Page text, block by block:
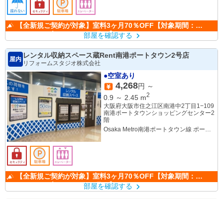
2026.07.21（火）～08.31（月）】
部屋を確認する
屋内
レンタル収納スペース蔵Rent南港ポートタウン2号店
リフォームスタジオ株式会社
●空室あり
4,268円 ～
0.9 ～ 2.45 m2
大阪府大阪市住之江区南港中2丁目1−109
南港ポートタウンショッピングセンター2
階
Osaka Metro南港ポートタウン線 ポート
2026.07.21（火）～08.31（月）】
部屋を確認する